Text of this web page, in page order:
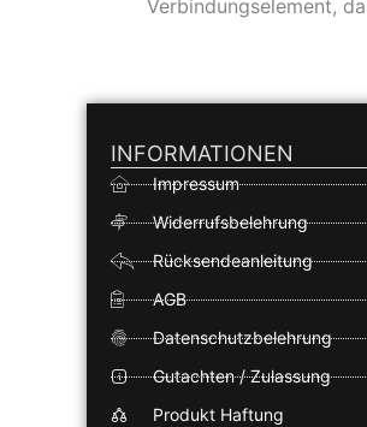
Verbindungselement,
INFORMATIONEN
Impressum
Widerrufsbelehrung
Rücksendeanleitung
AGB
Datenschutzbelehrung
Gutachten / Zulassung
Produkt Haftung